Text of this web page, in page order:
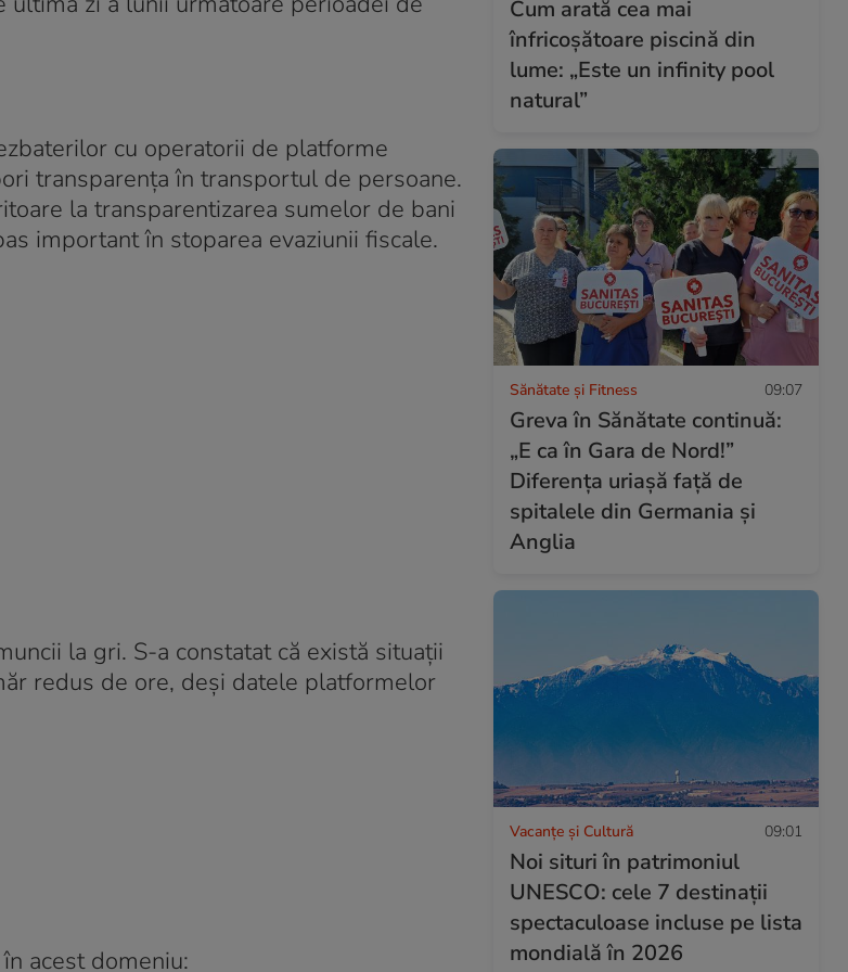
cu operatorii de platforme
transparența în transportul de persoane.
la transparentizarea sumelor de bani
important în stoparea evaziunii fiscale.
la gri. S-a constatat că există situații
redus de ore, deși datele platformelor
acest domeniu:
Cum arată cea mai
înfricoșătoare piscină din
lume: „Este un infinity pool
natural”
Sănătate și Fitness 09:07
Greva în Sănătate continuă:
„E ca în Gara de Nord!”
Diferența uriașă față de
spitalele din Germania și
Anglia
Vacanțe și Cultură 09:01
Noi situri în patrimoniul
UNESCO: cele 7 destinații
spectaculoase incluse pe lista
mondială în 2026